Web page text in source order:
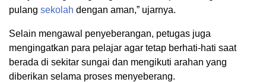
pulang sekolah dengan aman,” ujarnya.
Selain mengawal penyeberangan, petugas juga
mengingatkan para pelajar agar tetap berhati-hati saat
berada di sekitar sungai dan mengikuti arahan yang
diberikan selama proses menyeberang.